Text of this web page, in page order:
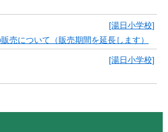
[湯日小学校]
売について（販売期間を延長します）
[湯日小学校]